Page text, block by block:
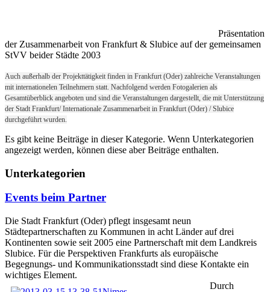
Präsentation
der Zusammenarbeit von Frankfurt & Slubice auf der gemeinsamen
StVV beider Städte 2003
Auch außerhalb der Projekttätigkeit finden in Frankfurt (Oder) zahlreiche Veranstaltungen
mit internationelen Teilnehmern statt. Nachfolgend werden Fotogalerien als
Gesamtüberblick angeboten und sind die Veranstaltungen dargestellt, die mit Unterstützung
der Stadt Frankfurt/ Internationale Zusammenarbeit in Frankfurt (Oder) / Slubice
durchgeführt wurden.
Es gibt keine Beiträge in dieser Kategorie. Wenn Unterkategorien
angezeigt werden, können diese aber Beiträge enthalten.
Unterkategorien
Events beim Partner
Die Stadt Frankfurt (Oder) pflegt insgesamt neun
Städtepartnerschaften zu Kommunen in acht Länder auf drei
Kontinenten sowie seit 2005 eine Partnerschaft mit dem Landkreis
Slubice. Für die Perspektiven Frankfurts als europäische
Begegnungs- und Kommunikationsstadt sind diese Kontakte ein
wichtiges Element.
Durch